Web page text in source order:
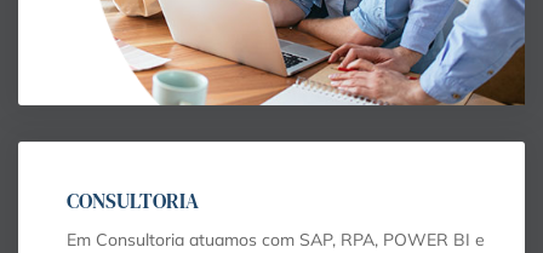
CONSULTORIA
Em Consultoria atuamos com SAP, RPA, POWER BI e